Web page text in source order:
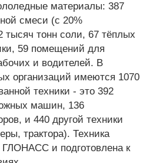
материалы: 387
смеси (с 20%
тонн соли, 67 тёплых
59 помещений для
и водителей. В
организаций имеются 1070
техники - это 392
машин, 136
и 440 другой техники
трактора). Техника
ГЛОНАСС и подготовлена к